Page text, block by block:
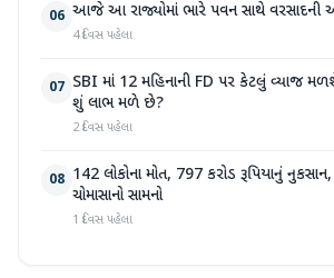
06 આજે આ રાજ્યોમાં ભારે પવન સાથે વરસાદની
4 દિવસ પહેલા
07 SBI માં 12 મહિનાની FD પર કેટલું વ્યાજ
શું લાભ મળે છે?
2 દિવસ પહેલા
08 142 લોકોના મોત, 797 કરોડ રૂપિયાનું
ચોમાસાનો સામનો
1 દિવસ પહેલા